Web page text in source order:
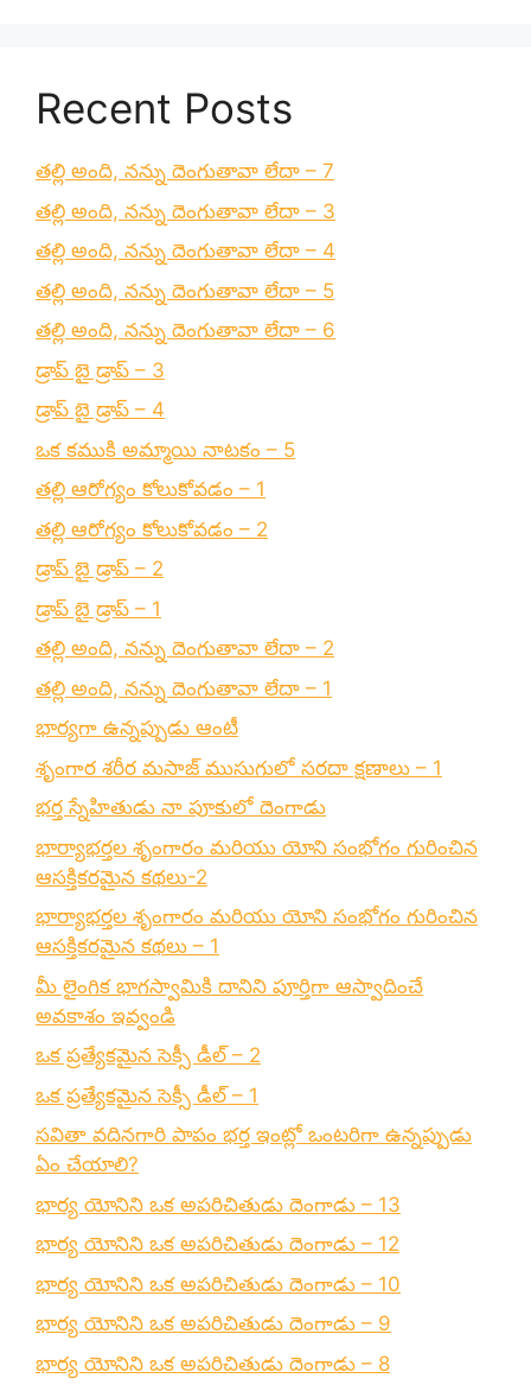
Recent Posts
తల్లి అంది, నన్ను దెంగుతావా లేదా – 7
తల్లి అంది, నన్ను దెంగుతావా లేదా – 3
తల్లి అంది, నన్ను దెంగుతావా లేదా – 4
తల్లి అంది, నన్ను దెంగుతావా లేదా – 5
తల్లి అంది, నన్ను దెంగుతావా లేదా – 6
డ్రాప్ బై డ్రాప్ – 3
డ్రాప్ బై డ్రాప్ – 4
ఒక కముకి అమ్మాయి నాటకం – 5
తల్లి ఆరోగ్యం కోలుకోవడం – 1
తల్లి ఆరోగ్యం కోలుకోవడం – 2
డ్రాప్ బై డ్రాప్ – 2
డ్రాప్ బై డ్రాప్ – 1
తల్లి అంది, నన్ను దెంగుతావా లేదా – 2
తల్లి అంది, నన్ను దెంగుతావా లేదా – 1
భార్యగా ఉన్నప్పుడు ఆంటీ
శృంగార శరీర మసాజ్ ముసుగులో సరదా క్షణాలు – 1
భర్త స్నేహితుడు నా పూకులో దెంగాడు
భార్యాభర్తల శృంగారం మరియు యోని సంభోగం గురించిన
ఆసక్తికరమైన కథలు-2
భార్యాభర్తల శృంగారం మరియు యోని సంభోగం గురించిన
ఆసక్తికరమైన కథలు – 1
మీ లైంగిక భాగస్వామికి దానిని పూర్తిగా ఆస్వాదించే
అవకాశం ఇవ్వండి
ఒక ప్రత్యేకమైన సెక్సీ డీల్ – 2
ఒక ప్రత్యేకమైన సెక్సీ డీల్ – 1
సవితా వదినగారి పాపం భర్త ఇంట్లో ఒంటరిగా ఉన్నప్పుడు
ఏం చేయాలి?
భార్య యోనిని ఒక అపరిచితుడు దెంగాడు – 13
భార్య యోనిని ఒక అపరిచితుడు దెంగాడు – 12
భార్య యోనిని ఒక అపరిచితుడు దెంగాడు – 10
భార్య యోనిని ఒక అపరిచితుడు దెంగాడు – 9
భార్య యోనిని ఒక అపరిచితుడు దెంగాడు – 8